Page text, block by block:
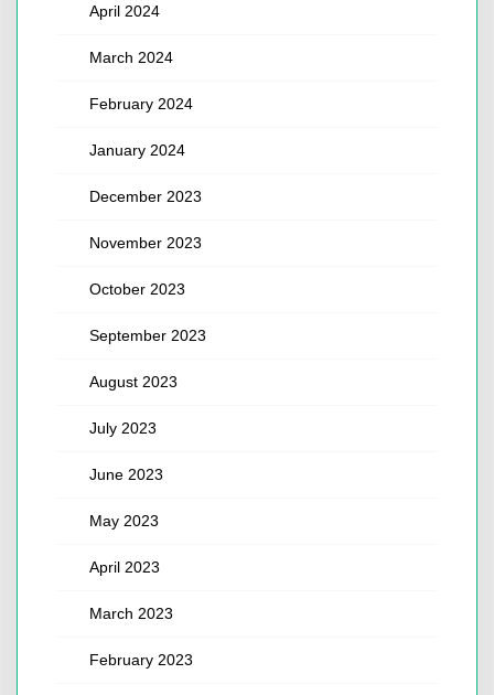
April 2024
March 2024
February 2024
January 2024
December 2023
November 2023
October 2023
September 2023
August 2023
July 2023
June 2023
May 2023
April 2023
March 2023
February 2023